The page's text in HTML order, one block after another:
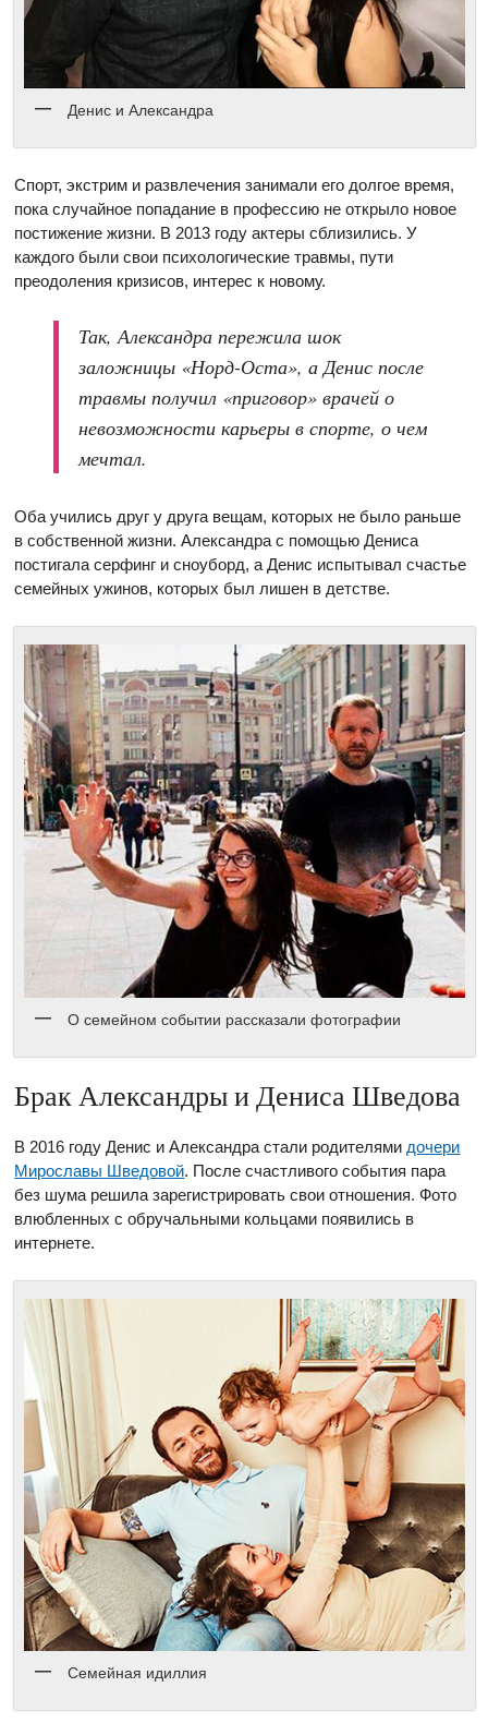
Денис и Александра
Спорт, экстрим и развлечения занимали его долгое время,
пока случайное попадание в профессию не открыло новое
постижение жизни. В 2013 году актеры сблизились. У
каждого были свои психологические травмы, пути
преодоления кризисов, интерес к новому.
Так, Александра пережила шок
заложницы «Норд-Оста», а Денис после
травмы получил «приговор» врачей о
невозможности карьеры в спорте, о чем
мечтал.
Оба учились друг у друга вещам, которых не было раньше
в собственной жизни. Александра с помощью Дениса
постигала серфинг и сноуборд, а Денис испытывал счастье
семейных ужинов, которых был лишен в детстве.
О семейном событии рассказали фотографии
Брак Александры и Дениса Шведова
В 2016 году Денис и Александра стали родителями дочери
Мирославы Шведовой. После счастливого события пара
без шума решила зарегистрировать свои отношения. Фото
влюбленных с обручальными кольцами появились в
интернете.
Семейная идиллия